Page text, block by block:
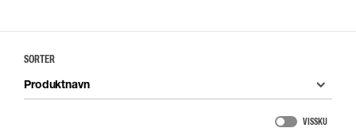
SORTER
Produktnavn
VIS SKU